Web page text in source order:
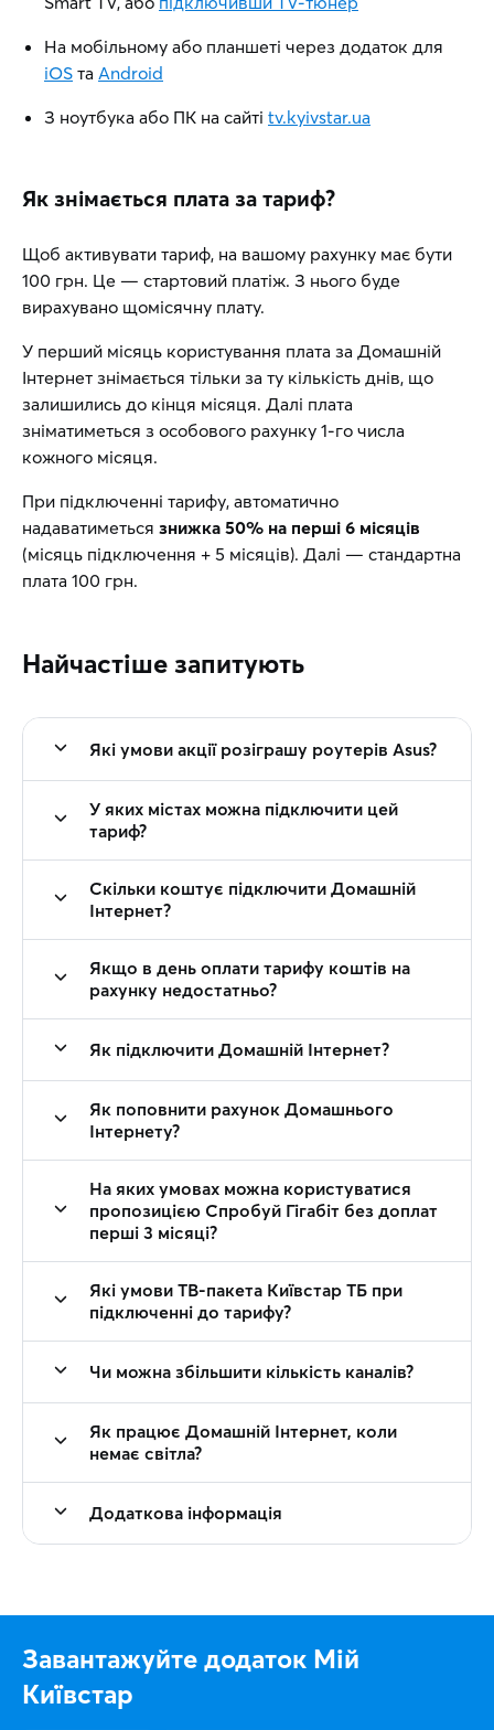
На мобільному або планшеті через додаток для
iOS та Android
З ноутбука або ПК на сайті tv.kyivstar.ua
Як знімається плата за тариф?
Щоб активувати тариф, на вашому рахунку має бути
100 грн. Це — стартовий платіж. З нього буде
вирахувано щомісячну плату.
У перший місяць користування плата за Домашній
Інтернет знімається тільки за ту кількість днів, що
залишились до кінця місяця. Далі плата
зніматиметься з особового рахунку 1-го числа
кожного місяця.
При підключенні тарифу, автоматично
надаватиметься знижка 50% на перші 6 місяців
(місяць підключення + 5 місяців). Далі — стандартна
плата 100 грн.
Найчастіше запитують
Які умови акції розіграшу роутерів Asus?
У яких містах можна підключити цей
тариф?
Скільки коштує підключити Домашній
Інтернет?
Якщо в день оплати тарифу коштів на
рахунку недостатньо?
Як підключити Домашній Інтернет?
Як поповнити рахунок Домашнього
Інтернету?
На яких умовах можна користуватися
пропозицією Спробуй Гігабіт без доплат
перші 3 місяці?
Які умови ТВ-пакета Київстар ТБ при
підключенні до тарифу?
Чи можна збільшити кількість каналів?
Як працює Домашній Інтернет, коли
немає світла?
Додаткова інформація
Завантажуйте додаток Мій
Київстар